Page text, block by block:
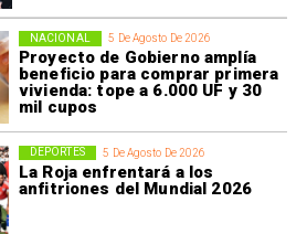
5 De Agosto De 2026
Proyecto de Gobierno amplía
beneficio para comprar primera
vivienda: tope a 6.000 UF y 30
mil cupos
NACIONAL
5 De Agosto De 2026
La Roja enfrentará a los
anfitriones del Mundial 2026
DEPORTES